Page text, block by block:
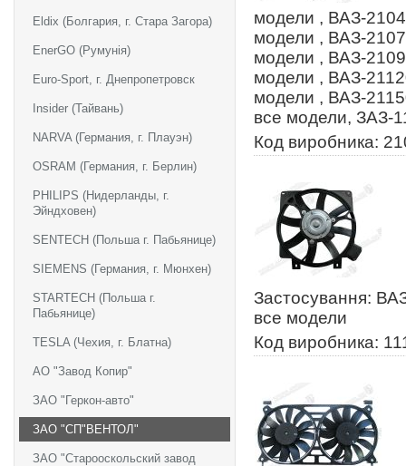
Eldix (Болгария, г. Стара Загора)
EnerGO (Румунія)
Euro-Sport, г. Днепропетровск
Insider (Тайвань)
NARVA (Германия, г. Плауэн)
OSRAM (Германия, г. Берлин)
PHILIPS (Нидерланды, г.
Эйндховен)
SENTECH (Польша г. Пабьянице)
SIEMENS (Германия, г. Мюнхен)
STARTECH (Польша г.
Пабьянице)
TESLA (Чехия, г. Блатна)
АО "Завод Копир"
ЗАО "Геркон-авто"
ЗАО "СП"ВЕНТОЛ"
ЗАО "Старооскольский завод
модели , ВАЗ-
модели , ВАЗ-
модели , ВАЗ-
модели , ВАЗ-
модели , ВАЗ-
все модели, ЗАЗ-
Код виробника:
Застосування:
все модели
Код виробника: